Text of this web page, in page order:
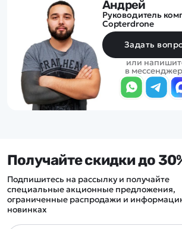
Андрей
Руководитель
Copterdrone
Задать
или
в
Получайте скидки до
Подпишитесь на рассылку и получайте
специальные акционные предложения,
ограниченные распродажи и
новинках